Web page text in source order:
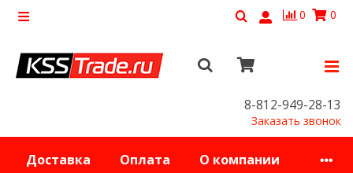
0 0
8-812-949-28-13
Заказать звонок
Доставка Оплата О компании